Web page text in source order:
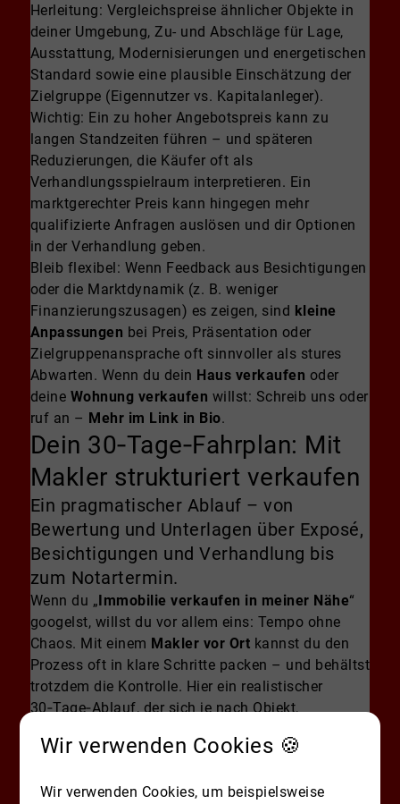
Herleitung: Vergleichspreise ähnlicher Objekte in
deiner Umgebung, Zu- und Abschläge für Lage,
Ausstattung, Modernisierungen und energetischen
Standard sowie eine plausible Einschätzung der
Zielgruppe (Eigennutzer vs. Kapitalanleger).
Wichtig: Ein zu hoher Angebotspreis kann zu
langen Standzeiten führen – und späteren
Reduzierungen, die Käufer oft als
Verhandlungsspielraum interpretieren. Ein
marktgerechter Preis kann hingegen mehr
qualifizierte Anfragen auslösen und dir Optionen
in der Verhandlung geben.
Bleib flexibel: Wenn Feedback aus Besichtigungen
oder die Marktdynamik (z. B. weniger
Finanzierungszusagen) es zeigen, sind kleine
Anpassungen bei Preis, Präsentation oder
Zielgruppenansprache oft sinnvoller als stures
Abwarten. Wenn du dein Haus verkaufen oder
deine Wohnung verkaufen willst: Schreib uns oder
ruf an – Mehr im Link in Bio.
Dein 30‑Tage‑Fahrplan: Mit
Makler strukturiert verkaufen
Ein pragmatischer Ablauf – von
Bewertung und Unterlagen über Exposé,
Besichtigungen und Verhandlung bis
zum Notartermin.
Wenn du „Immobilie verkaufen in meiner Nähe“
googelst, willst du vor allem eins: Tempo ohne
Chaos. Mit einem Makler vor Ort kannst du den
Prozess oft in klare Schritte packen – und behältst
trotzdem die Kontrolle. Hier ein realistischer
30‑Tage‑Ablauf, der sich je nach Objekt,
Woche 1: Bewertung & Setup.Vor-Ort-Termin,
definieren, Preisstrategie festlegen. Parallel
Wir verwenden Cookies 🍪
Wir verwenden Cookies, um beispielsweise